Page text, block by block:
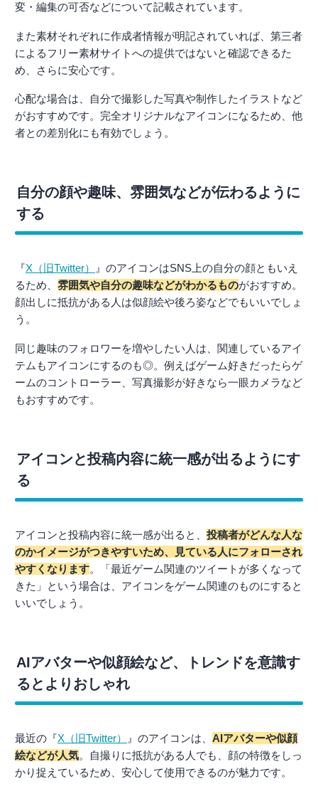
変・編集の可否などについて記載されています。
また素材それぞれに作成者情報が明記されていれば、第三者
によるフリー素材サイトへの提供ではないと確認できるた
め、さらに安心です。
心配な場合は、自分で撮影した写真や制作したイラストなど
がおすすめです。完全オリジナルなアイコンになるため、他
者との差別化にも有効でしょう。
自分の顔や趣味、雰囲気などが伝わるように
する
『X（旧Twitter）
』のアイコンはSNS上の自分の顔ともいえ
るため、 雰囲気や自分の趣味などがわかるものがおすすめ。
顔出しに抵抗がある人は似顔絵や後ろ姿などでもいいでしょ
う。
同じ趣味のフォロワーを増やしたい人は、関連しているアイ
テムもアイコンにするのも◎。例えばゲーム好きだったらゲ
ームのコントローラー、写真撮影が好きなら一眼カメラなど
もおすすめです。
アイコンと投稿内容に統一感が出るようにす
る
アイコンと投稿内容に統一感が出ると、 投稿者がどんな人な
のかイメージがつきやすいため、見ている人にフォローされ
やすくなります。「最近ゲーム関連のツイートが多くなって
きた」という場合は、アイコンをゲーム関連のものにすると
いいでしょう。
AIアバターや似顔絵など、トレンドを意識す
るとよりおしゃれ
最近の『X（旧Twitter） 』のアイコンは、 AIアバターや似顔
絵などが人気。自撮りに抵抗がある人でも、顔の特徴をしっ
かり捉えているため、安心して使用できるのが魅力です。